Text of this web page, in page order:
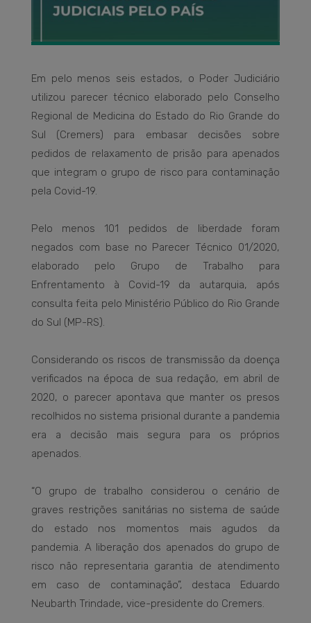
Em pelo menos seis estados, o Poder Judiciário
utilizou parecer técnico elaborado pelo Conselho
Regional de Medicina do Estado do Rio Grande do
Sul (Cremers) para embasar decisões sobre
pedidos de relaxamento de prisão para apenados
que integram o grupo de risco para contaminação
pela Covid-19.
Pelo menos 101 pedidos de liberdade foram
negados com base no Parecer Técnico 01/2020,
elaborado pelo Grupo de Trabalho para
Enfrentamento à Covid-19 da autarquia, após
consulta feita pelo Ministério Público do Rio Grande
do Sul (MP-RS).
Considerando os riscos de transmissão da doença
verificados na época de sua redação, em abril de
2020, o parecer apontava que manter os presos
recolhidos no sistema prisional durante a pandemia
era a decisão mais segura para os próprios
apenados.
“O grupo de trabalho considerou o cenário de
graves restrições sanitárias no sistema de saúde
do estado nos momentos mais agudos da
pandemia. A liberação dos apenados do grupo de
risco não representaria garantia de atendimento
em caso de contaminação”, destaca Eduardo
Neubarth Trindade, vice-presidente do Cremers.